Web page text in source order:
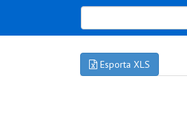
Esporta XLS